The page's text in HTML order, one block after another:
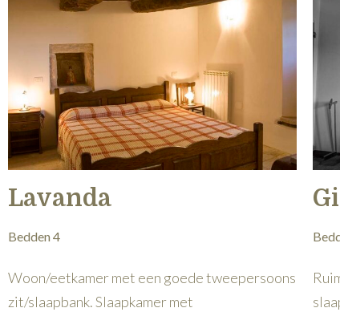
Lavanda
Bedden 4
Woon/eetkamer met een goede tweepersoons
zit/slaapbank. Slaapkamer met